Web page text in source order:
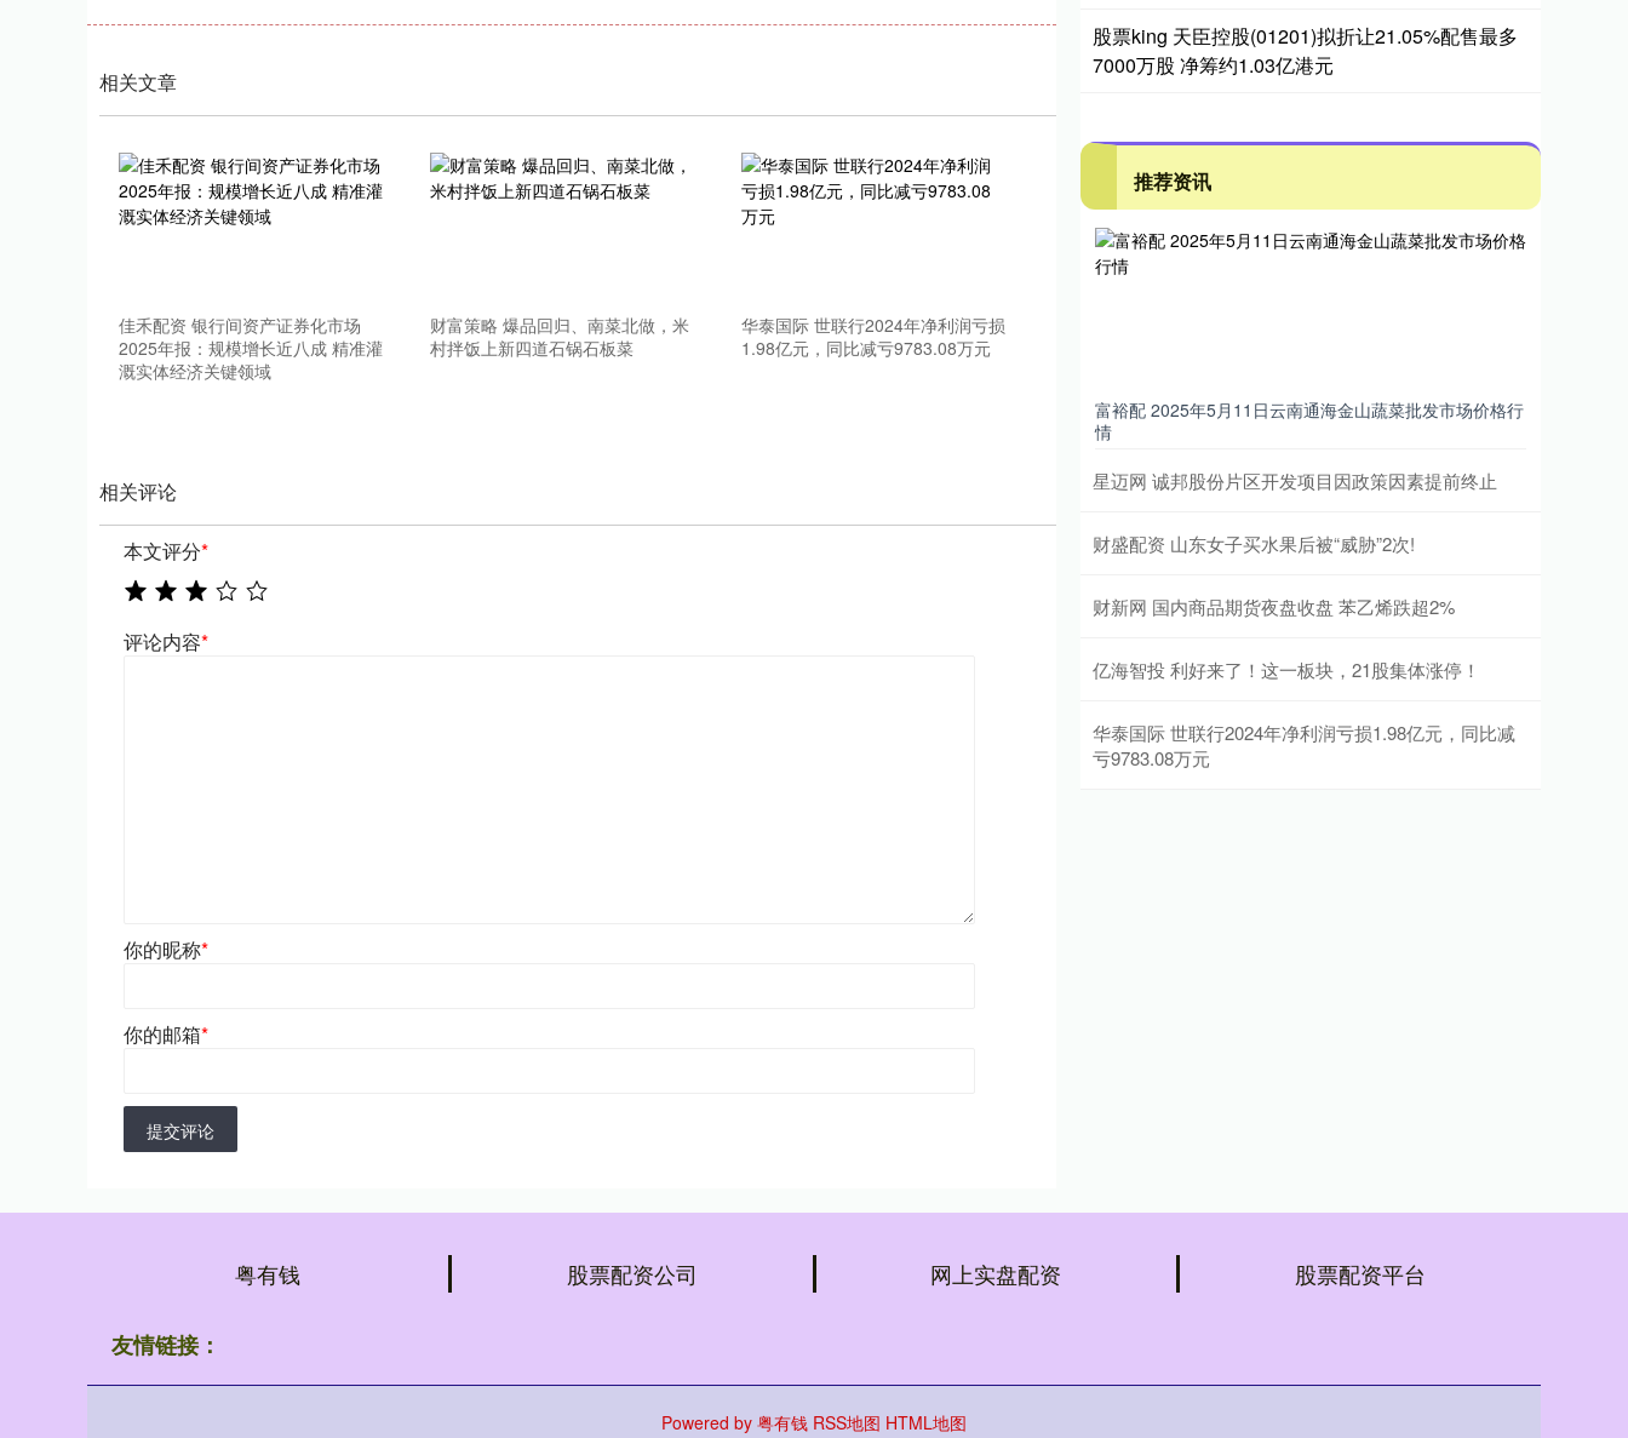
相关文章
佳禾配资 银行间资产证券化市场
2025年报：规模增长近八成 精准灌
溉实体经济关键领域
财富策略 爆品回归、南菜北做，米
村拌饭上新四道石锅石板菜
华泰国际 世联行2024年净利润亏损
1.98亿元，同比减亏9783.08万元
相关评论
本文评分*
评论内容*
你的昵称*
你的邮箱*
提交评论
股票king 天臣控股(01201)拟折让21.05%配售最多
7000万股 净筹约1.03亿港元
推荐资讯
富裕配 2025年5月11日云南通海金山蔬菜批发市场价格行
情
星迈网 诚邦股份片区开发项目因政策因素提前终止
财盛配资 山东女子买水果后被“威胁”2次!
财新网 国内商品期货夜盘收盘 苯乙烯跌超2%
亿海智投 利好来了！这一板块，21股集体涨停！
华泰国际 世联行2024年净利润亏损1.98亿元，同比减
亏9783.08万元
粤有钱 股票配资公司 网上实盘配资 股票配资平台
友情链接：
Powered by 粤有钱 RSS地图 HTML地图